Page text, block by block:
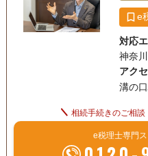
ればと存じます。 ・申告期限が迫って焦っている・・・。
・自分でやろうとして途中
の評価や申告書の書き方が分
ようなお客様からのご相談
にお問合せいただければと存じます。 皆様か
せを心よりお待ちしており
18時以降相談可 オンライン
e
対応
神奈
アク
溝の
相続手続きのご相
e税理士専門